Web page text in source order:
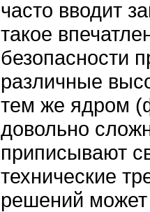
часто вводит
такое
безопасности
различные
тем же ядром
довольно
приписывают
технические
решений может